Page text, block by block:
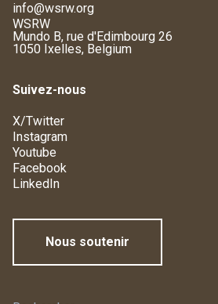
info@wsrw.org
WSRW
Mundo B, rue d'Edimbourg 26
1050 Ixelles, Belgium
Suivez-nous
X/Twitter
Instagram
Youtube
Facebook
LinkedIn
Nous soutenir